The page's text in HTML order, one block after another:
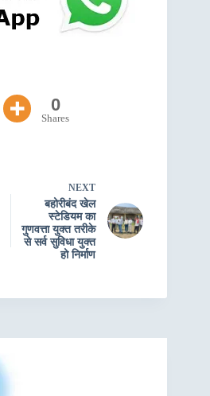
0
Shares
NEXT
बहोरीबंद खेल
स्टेडियम का
गुणवत्ता युक्त तरीके
से सर्व सुविधा युक्त
हो निर्माण